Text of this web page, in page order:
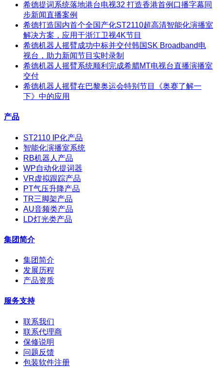
希德提词系统落地港台电视32 打造香港首例口播字幕同
步新闻直播案例
希德打造国内首个全国产化ST2110超高清智能化演播室
解决方案，应用于浙江卫视4K节目
希德机器人摇臂成功中标并交付韩国SK Broadband电
视台，助力新闻节目实时录制
希德机器人摇臂系统顺利完成希腊MT电视台直播演播室
交付
希德机器人摇臂在巴黎奥运会特别节目《奥赛了解一
下》中的应用
产品
ST2110 IP化产品
智能化演播室系统
RB机器人产品
WP自动化提词器
VR虚拟跟踪产品
PT气压升降产品
TR三脚架产品
AU音频类产品
LD灯光类产品
集团简介
集团简介
发展历程
产品资质
服务支持
联系我们
联系代理商
保修说明
问题反馈
包装软件注册